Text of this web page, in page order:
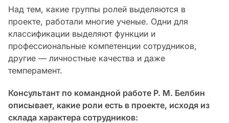
Над тем, какие группы ролей выделяются в
проекте, работали многие ученые. Одни для
классификации выделяют функции и
профессиональные компетенции сотрудников,
другие — личностные качества и даже
темперамент.
Консультант по командной работе Р. М. Белбин
описывает, какие роли есть в проекте, исходя из
склада характера сотрудников: